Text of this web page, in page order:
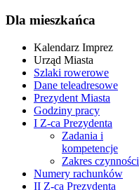
Dla mieszkańca
Kalendarz Imprez
Urząd Miasta
Szlaki rowerowe
Dane teleadresowe
Prezydent Miasta
Godziny pracy
I Z-ca Prezydenta
Zadania i
kompetencje
Zakres czynności
Numery rachunków
II Z-ca Prezydenta